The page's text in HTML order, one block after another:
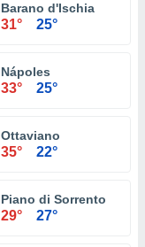
Barano d'Ischia
31° 25°
Nápoles
33° 25°
Ottaviano
35° 22°
Piano di Sorrento
29° 27°